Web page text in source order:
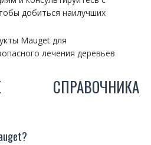
добиться наилучших
Mauget для
лечения деревьев
СПРАВОЧНИКА